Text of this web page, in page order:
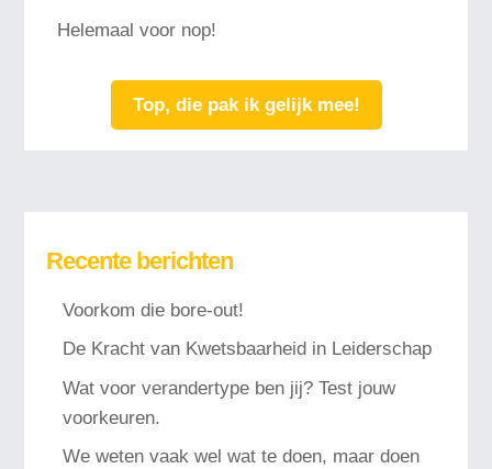
Helemaal voor nop!
Top, die pak ik gelijk mee!
Recente berichten
Voorkom die bore-out!
De Kracht van Kwetsbaarheid in Leiderschap
Wat voor verandertype ben jij? Test jouw
voorkeuren.
We weten vaak wel wat te doen, maar doen